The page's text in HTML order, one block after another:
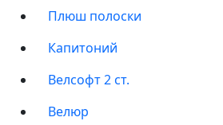
Плюш полоски
Капитоний
Велсофт 2 ст.
Велюр